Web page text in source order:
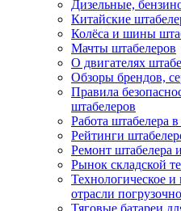
Дизельные,
Китайские
Колёса и шины
Мачты штабелеров
О двигателях
Обзоры брендов,
Правила
штабелеров
Работа штабелера
Рейтинги
Ремонт штабелера
Рынок складской
Технологическое и
отрасли